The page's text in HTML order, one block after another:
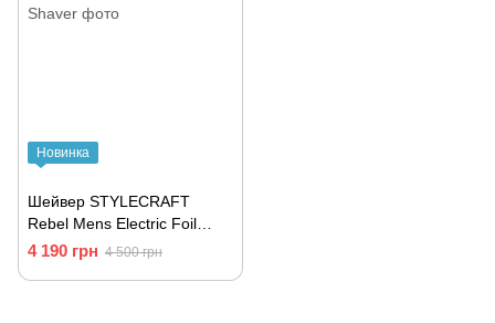
Новинка
Шейвер STYLECRAFT
Rebel Mens Electric Foil
Shaver
4 190 грн 4 500 грн